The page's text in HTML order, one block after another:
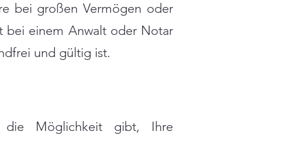
bei großen Vermögen oder
bei einem Anwalt oder Notar
und gültig ist.
die Möglichkeit gibt, Ihre